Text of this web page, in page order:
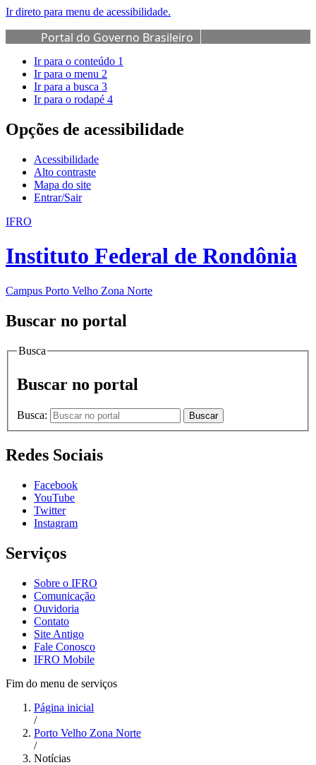
Ir direto para menu de acessibilidade.
Portal do Governo Brasileiro
Ir para o conteúdo 1
Ir para o menu 2
Ir para a busca 3
Ir para o rodapé 4
Opções de acessibilidade
Acessibilidade
Alto contraste
Mapa do site
Entrar/Sair
IFRO
Instituto Federal de Rondônia
Campus Porto Velho Zona Norte
Buscar no portal
Busca
Buscar no portal
Busca: Buscar
Redes Sociais
Facebook
YouTube
Twitter
Instagram
Serviços
Sobre o IFRO
Comunicação
Ouvidoria
Contato
Site Antigo
Fale Conosco
IFRO Mobile
Fim do menu de serviços
Página inicial
/
Porto Velho Zona Norte
/
Notícias